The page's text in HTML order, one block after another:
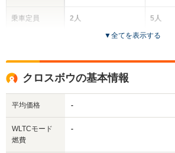
乗車定員
サイズ
(全長x全幅x全高)
2人
全高
1.23m
5人
4ドア
▼全てを表示する
クロスボウの基本情報
平均価格 -
WLTCモード
燃費
-